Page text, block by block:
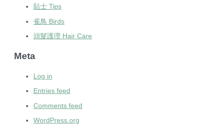
貼士 Tips
雀鳥 Birds
頭髮護理 Hair Care
Meta
Log in
Entries feed
Comments feed
WordPress.org